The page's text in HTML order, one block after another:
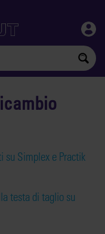
su Simplex e Practik
testa di taglio su